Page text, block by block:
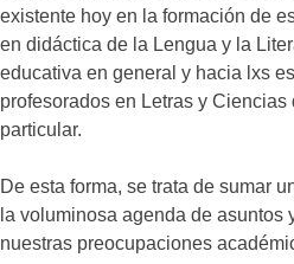
existente hoy en la formación de
en didáctica de la Lengua y la
educativa en general y hacia lxs
profesorados en Letras y
particular.
De esta forma, se trata de sumar
la voluminosa agenda de asuntos
nuestras preocupaciones